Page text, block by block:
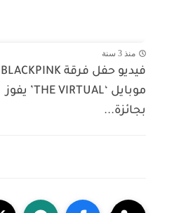
منذ 3 سنة
موبايل ‘THE VIRTUAL’ يفوز
بجائزة...